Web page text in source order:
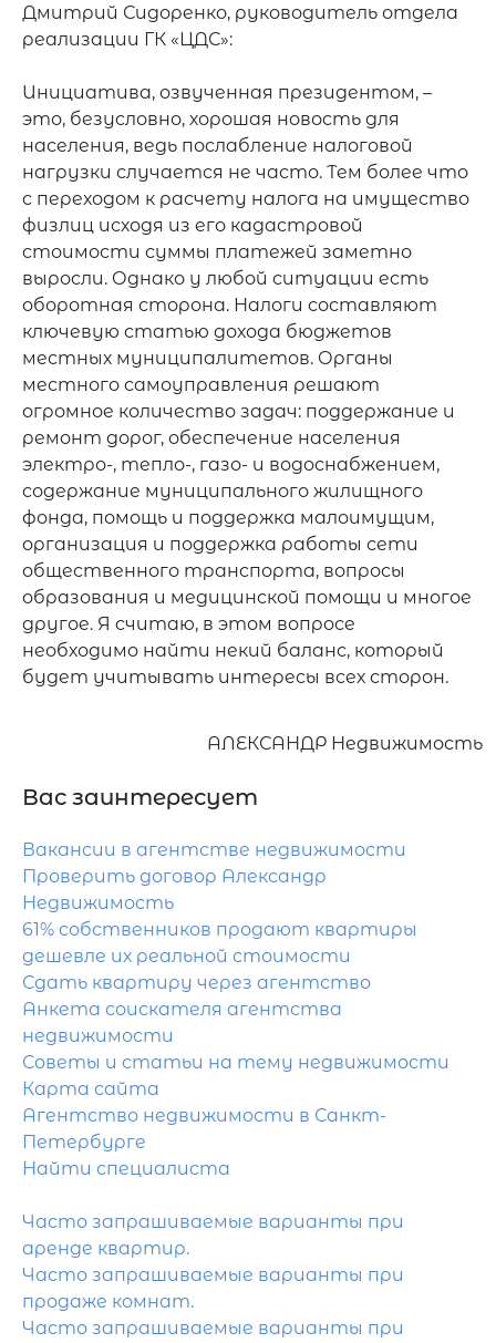
Дмитрий Сидоренко, руководитель отдела
реализации ГК «ЦДС»:
Инициатива, озвученная президентом, –
это, безусловно, хорошая новость для
населения, ведь послабление налоговой
нагрузки случается не часто. Тем более что
с переходом к расчету налога на имущество
физлиц исходя из его кадастровой
стоимости суммы платежей заметно
выросли. Однако у любой ситуации есть
оборотная сторона. Налоги составляют
ключевую статью дохода бюджетов
местных муниципалитетов. Органы
местного самоуправления решают
огромное количество задач: поддержание и
ремонт дорог, обеспечение населения
электро-, тепло-, газо- и водоснабжением,
содержание муниципального жилищного
фонда, помощь и поддержка малоимущим,
организация и поддержка работы сети
общественного транспорта, вопросы
образования и медицинской помощи и многое
другое. Я считаю, в этом вопросе
необходимо найти некий баланс, который
будет учитывать интересы всех сторон.
АЛЕКСАНДР Недвижимость
Вас заинтересует
Вакансии в агентстве недвижимости
Проверить договор Александр
Недвижимость
61% собственников продают квартиры
дешевле их реальной стоимости
Сдать квартиру через агентство
Анкета соискателя агентства
недвижимости
Советы и статьи на тему недвижимости
Карта сайта
Агентство недвижимости в Санкт-
Петербурге
Найти специалиста
Часто запрашиваемые варианты при
аренде квартир.
Часто запрашиваемые варианты при
продаже комнат.
Часто запрашиваемые варианты при